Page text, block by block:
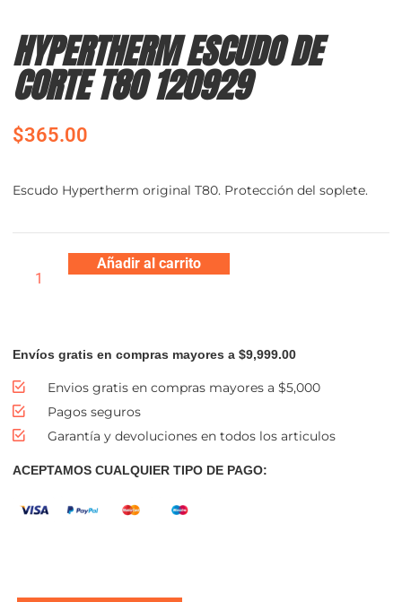
HYPERTHERM ESCUDO DE
CORTE T80 120929
$365.00
Escudo Hypertherm original T80. Protección del soplete.
Añadir al carrito
Envíos gratis en compras mayores a $9,999.00
Envios gratis en compras mayores a $5,000
Pagos seguros
Garantía y devoluciones en todos los articulos
ACEPTAMOS CUALQUIER TIPO DE PAGO: